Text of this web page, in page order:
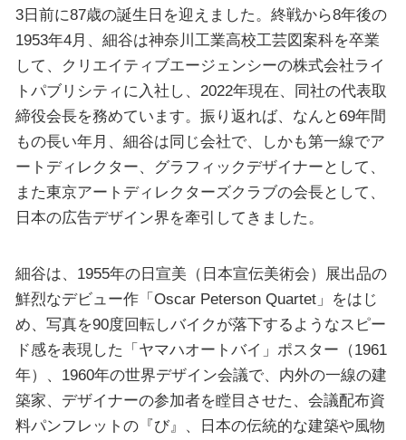
3日前に87歳の誕生日を迎えました。終戦から8年後の
1953年4月、細谷は神奈川工業高校工芸図案科を卒業
して、クリエイティブエージェンシーの株式会社ライ
トパブリシティに入社し、2022年現在、同社の代表取
締役会長を務めています。振り返れば、なんと69年間
もの長い年月、細谷は同じ会社で、しかも第一線でア
ートディレクター、グラフィックデザイナーとして、
また東京アートディレクターズクラブの会長として、
日本の広告デザイン界を牽引してきました。
細谷は、1955年の日宣美（日本宣伝美術会）展出品の
鮮烈なデビュー作「Oscar Peterson Quartet」をはじ
め、写真を90度回転しバイクが落下するようなスピー
ド感を表現した「ヤマハオートバイ」ポスター（1961
年）、1960年の世界デザイン会議で、内外の一線の建
築家、デザイナーの参加者を瞠目させた、会議配布資
料パンフレットの『び』、日本の伝統的な建築や風物